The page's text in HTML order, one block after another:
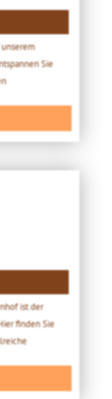
Sie
ist der
finden Sie